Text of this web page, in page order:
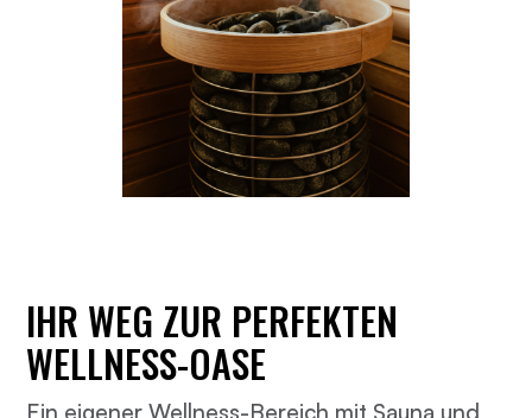
IHR WEG ZUR PERFEKTEN
WELLNESS-OASE